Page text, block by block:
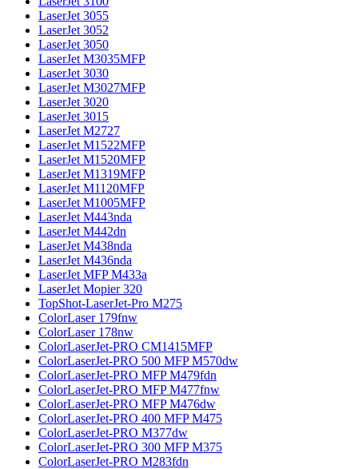
LaserJet 3055
LaserJet 3052
LaserJet 3050
LaserJet M3035MFP
LaserJet 3030
LaserJet M3027MFP
LaserJet 3020
LaserJet 3015
LaserJet M2727
LaserJet M1522MFP
LaserJet M1520MFP
LaserJet M1319MFP
LaserJet M1120MFP
LaserJet M1005MFP
LaserJet M443nda
LaserJet M442dn
LaserJet M438nda
LaserJet M436nda
LaserJet MFP M433a
LaserJet Mopier 320
TopShot-LaserJet-Pro M275
ColorLaser 179fnw
ColorLaser 178nw
ColorLaserJet-PRO CM1415MFP
ColorLaserJet-PRO 500 MFP M570dw
ColorLaserJet-PRO MFP M479fdn
ColorLaserJet-PRO MFP M477fnw
ColorLaserJet-PRO MFP M476dw
ColorLaserJet-PRO 400 MFP M475
ColorLaserJet-PRO M377dw
ColorLaserJet-PRO 300 MFP M375
ColorLaserJet-PRO M283fdn